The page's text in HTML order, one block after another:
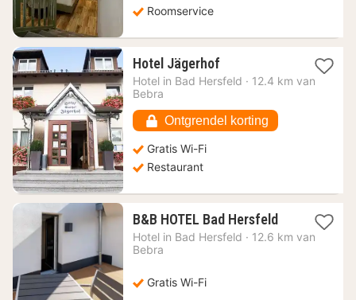
Roomservice
Hotel Jägerhof1
nacht
€
Hotel in Bad Hersfeld · 12.4 km van
Bebra
Ontgrendel korting
Gratis Wi-Fi
Restaurant
B&B HOTEL Bad Hersfeld1
nacht
Hotel in Bad Hersfeld · 12.6 km van
Bebra
Gratis Wi-Fi